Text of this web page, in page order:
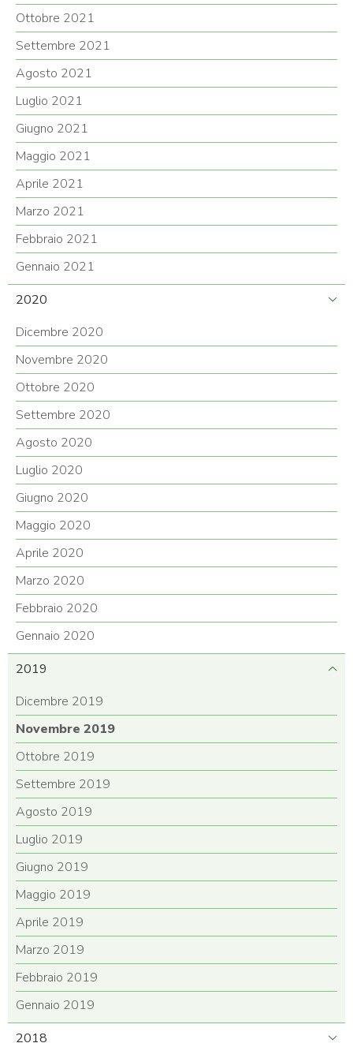
Ottobre 2021
Settembre 2021
Agosto 2021
Luglio 2021
Giugno 2021
Maggio 2021
Aprile 2021
Marzo 2021
Febbraio 2021
Gennaio 2021
2020
Dicembre 2020
Novembre 2020
Ottobre 2020
Settembre 2020
Agosto 2020
Luglio 2020
Giugno 2020
Maggio 2020
Aprile 2020
Marzo 2020
Febbraio 2020
Gennaio 2020
2019
Dicembre 2019
Novembre 2019
Ottobre 2019
Settembre 2019
Agosto 2019
Luglio 2019
Giugno 2019
Maggio 2019
Aprile 2019
Marzo 2019
Febbraio 2019
Gennaio 2019
2018